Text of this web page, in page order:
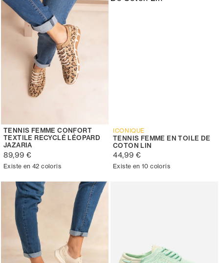
TENNIS FEMME CONFORT
TEXTILE RECYCLÉ LÉOPARD
JAZARIA
89,99 €
Existe en 42 coloris
ICONIQUE
TENNIS FEMME EN TOILE DE
COTON LIN
44,99 €
Existe en 10 coloris